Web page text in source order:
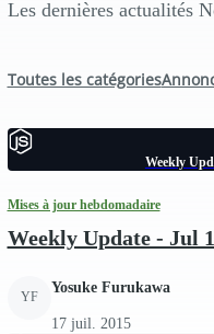
Les dernières actualités
Toutes les catégories
Weekly
Mises à jour hebdomadaire
Weekly Update - Jul
YF
Yosuke Furukawa
17 juil. 2015